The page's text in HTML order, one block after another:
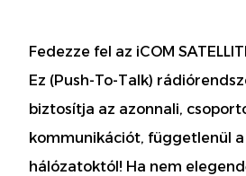
Fedezze fel az iCOM
Ez (Push-To-Talk)
biztosítja az azonnali,
kommunikációt, függetlenül
hálózatoktól! Ha nem